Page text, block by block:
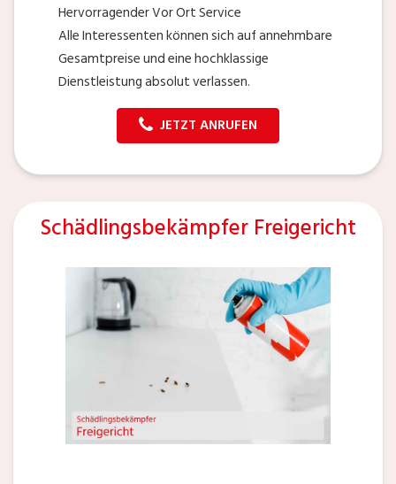
Hervorragender Vor Ort Service
Alle Interessenten können sich auf annehmbare
Gesamtpreise und eine hochklassige
Dienstleistung absolut verlassen.
JETZT ANRUFEN
Schädlingsbekämpfer Freigericht